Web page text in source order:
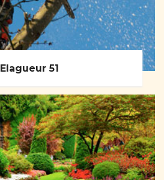
Elagueur 51